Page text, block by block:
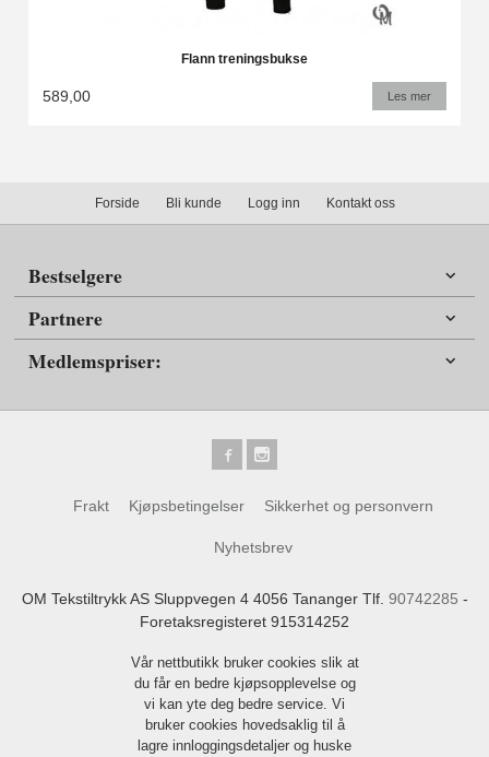
Flann treningsbukse
589,00 Les mer
Forside Bli kunde Logg inn Kontakt oss
Bestselgere
Partnere
Medlemspriser:
Frakt Kjøpsbetingelser Sikkerhet og personvern
Nyhetsbrev
OM Tekstiltrykk AS Sluppvegen 4 4056 Tananger Tlf. 90742285 -
Foretaksregisteret 915314252
Vår nettbutikk bruker cookies slik at
du får en bedre kjøpsopplevelse og
vi kan yte deg bedre service. Vi
bruker cookies hovedsaklig til å
lagre innloggingsdetaljer og huske